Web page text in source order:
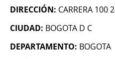
DIRECCIÓN: CARRERA 100
CIUDAD: BOGOTA D C
DEPARTAMENTO: BOGOTA